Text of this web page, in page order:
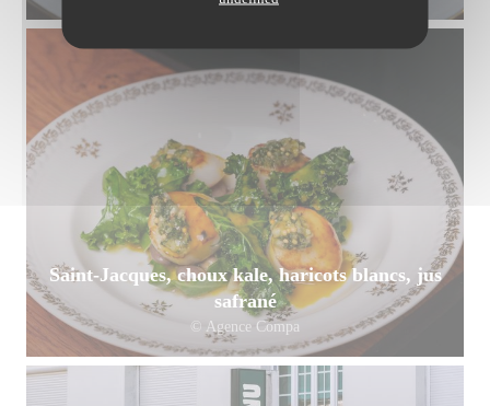
Saint-Jacques, choux kale, haricots blancs, jus
safrané
© Agence Compa